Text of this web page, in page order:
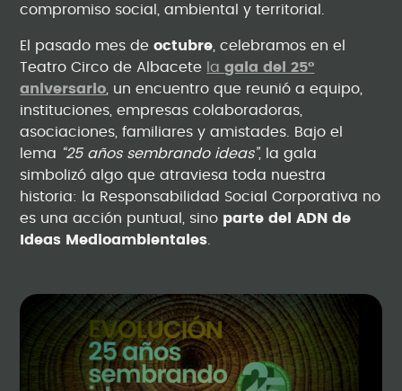
compromiso social, ambiental y territorial.
El pasado mes deoctubre , celebramos en el
Teatro Circo de Albacete lagala del 25º
aniversario , un encuentro que reunió a equipo,
instituciones, empresas colaboradoras,
asociaciones, familiares y amistades. Bajo el
lema “25 años sembrando ideas”, la gala
simbolizó algo que atraviesa toda nuestra
historia: la Responsabilidad Social Corporativa no
es una acción puntual, sino parte del ADN de
Ideas Medioambientales